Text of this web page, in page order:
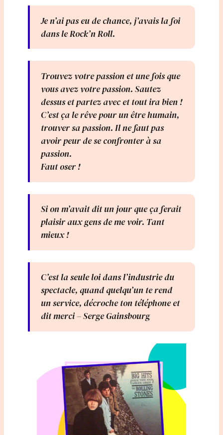
Je n’ai pas eu de chance, j’avais la foi
dans le Rock’n Roll.
Trouvez votre passion et une fois que
vous avez votre passion. Sautez
dessus et partez avec et tout ira bien !
C’est ça le rêve pour un être humain,
trouver sa passion. Il ne faut pas
avoir peur de se confronter à sa
passion.
Faut oser !
Si on m’avait dit un jour que ça ferait
plaisir aux gens de me voir. Tant
mieux !
C’est la seule loi dans l’industrie du
spectacle, quand quelqu’un te rend
un service, décroche ton téléphone et
dit merci – Serge Gainsbourg